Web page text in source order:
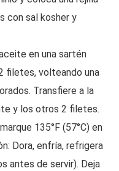
con sal kosher y
en una sartén
filetes, volteando una
Transfiere a la
y los otros 2 filetes.
135°F (57°C) en
Dora, enfría, refrigera
antes de servir). Deja